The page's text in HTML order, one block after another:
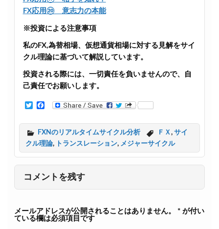
FX応用⑳ 意志力の本能
※投資による注意事項
私のFX,為替相場、仮想通貨相場に対する見解をサイ
クル理論に基づいて解説しています。
投資される際には、一切責任を負いませんので、自
己責任でお願いします。
t
e
r
e
b
o
o
k
FXNのリアルタイムサイクル分析 ＦＸ, サイ
クル理論, トランスレーション, メジャーサイクル
コメントを残す
メールアドレスが公開されることはありません。 *が付い
ている欄は必須項目です